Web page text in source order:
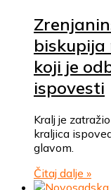
biskupija
koji je
ispovesti
Kralj je
kraljica
glavom.
Čitaj dalje »